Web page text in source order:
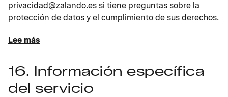
privacidad@zalando.es si tiene preguntas sobre la
protección de datos y el cumplimiento de sus derechos.
Lee más
16. Información específica
del servicio